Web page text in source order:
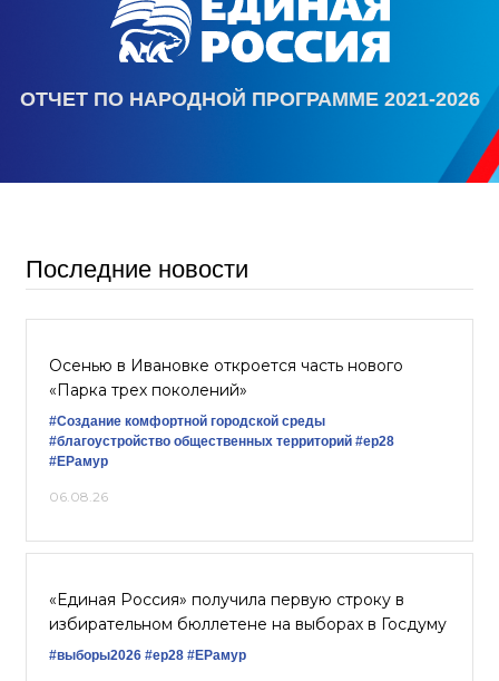
ОТЧЕТ ПО НАРОДНОЙ ПРОГРАММЕ 2021-2026
Последние новости
Осенью в Ивановке откроется часть нового
«Парка трех поколений»
#Создание комфортной городской среды
#благоустройство общественных территорий #ер28
#ЕРамур
06.08.26
«Единая Россия» получила первую строку в
избирательном бюллетене на выборах в Госдуму
#выборы2026 #ер28 #ЕРамур